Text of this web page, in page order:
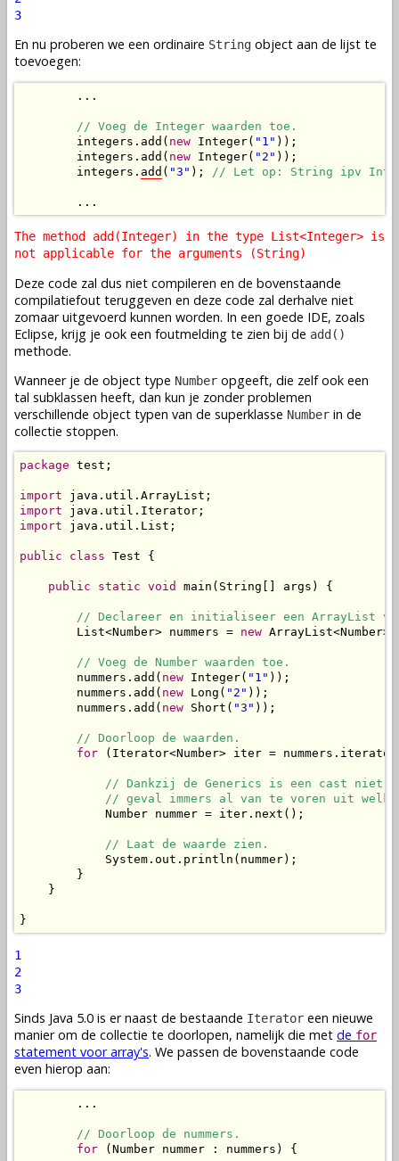
3
En nu proberen we een ordinaire String object aan de lijst te
toevoegen:
        ...
// Voeg de Integer waarden toe.
        integers.add(
new Integer( "1" ));
        integers.add(
new Integer( "2" ));
        integers.
add ( "3" ); // Let op: String ipv
        ...
The method add(Integer) in the type List<Integer> is
not applicable for the arguments (String)
Deze code zal dus niet compileren en de bovenstaande
compilatiefout teruggeven en deze code zal derhalve niet
zomaar uitgevoerd kunnen worden. In een goede IDE, zoals
Eclipse, krijg je ook een foutmelding te zien bij de add()
methode.
Wanneer je de object type Number opgeeft, die zelf ook een
tal subklassen heeft, dan kun je zonder problemen
verschillende object typen van de superklasse Number in de
collectie stoppen.
package test;
import
import
import java.util.List;
public class Test {
public static void main(String[] args) {
// Declareer en initialiseer een ArrayList
        List<Number> nummers =
new
// Voeg de Number waarden toe.
        nummers.add(
new Integer( "1" ));
        nummers.add(
new Long( "2" ));
        nummers.add(
new Short( "3" ));
// Doorloop de waarden.
for (Iterator<Number> iter =
// Dankzij de Generics is een cast niet
// geval immers al van te voren uit
            Number nummer = iter.next();
// Laat de waarde zien.
            System.out.println(nummer);
        }
    }
}
1
2
3
Sinds Java 5.0 is er naast de bestaande Iterator een nieuwe
manier om de collectie te doorlopen, namelijk die met de for
statement voor array's. We passen de bovenstaande code
even hierop aan:
        ...
// Doorloop de nummers.
for (Number nummer : nummers) {